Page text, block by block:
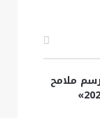
ترسم ملامح